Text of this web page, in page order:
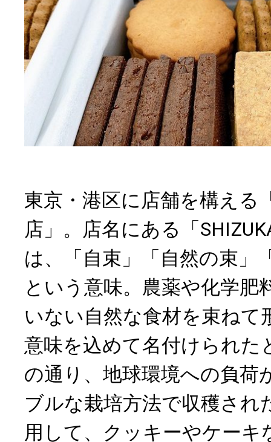
東京・港区に店舗を構える
店」。店名にある「
は、「自束」「自然の束」
という意味。農薬や化学肥
いない自然な食材を束ねて
意味を込めて名付けられた
の通り、地球環境への負荷
ブルな栽培方法で収穫され
用して、クッキーやケーキ